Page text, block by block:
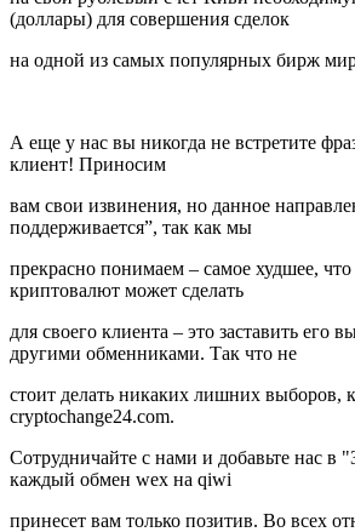
(доллары) для совершения сделок
на одной из самых популярных бирж
А еще у нас вы никогда не встретите
клиент! Приносим
вам свои извинения, но данное
поддерживается”, так как мы
прекрасно понимаем – самое худшее,
криптовалют может сделать
для своего клиента – это заставить его
другими обменниками. Так что не
стоит делать никаких лишних выборов,
cryptochange24.com.
Сотрудничайте с нами и добавьте нас в
каждый обмен wex на qiwi
принесет вам только позитив. Во всех